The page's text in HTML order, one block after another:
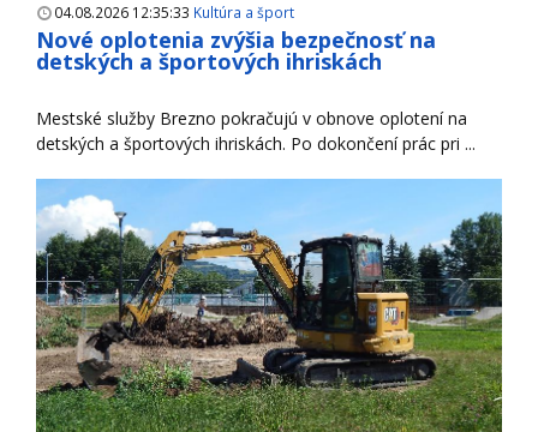
04.08.2026 12:35:33 Kultúra a šport
Nové oplotenia zvýšia bezpečnosť na
detských a športových ihriskách
Mestské služby Brezno pokračujú v obnove oplotení na
detských a športových ihriskách. Po dokončení prác pri ...